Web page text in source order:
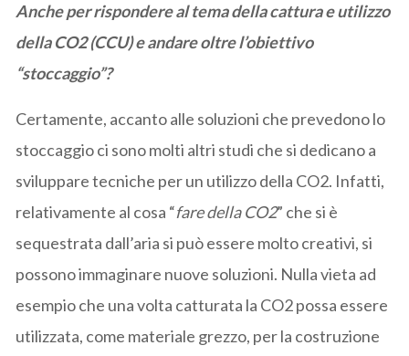
Anche per rispondere al tema della cattura e utilizzo
della CO2 (CCU) e andare oltre l’obiettivo
“stoccaggio”?
Certamente, accanto alle soluzioni che prevedono lo
stoccaggio ci sono molti altri studi che si dedicano a
sviluppare tecniche per un utilizzo della CO2. Infatti,
relativamente al cosa “fare della CO2” che si è
sequestrata dall’aria si può essere molto creativi, si
possono immaginare nuove soluzioni. Nulla vieta ad
esempio che una volta catturata la CO2 possa essere
utilizzata, come materiale grezzo, per la costruzione